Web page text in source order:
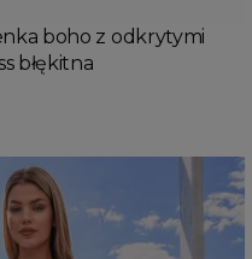
boho z odkrytymi
błękitna